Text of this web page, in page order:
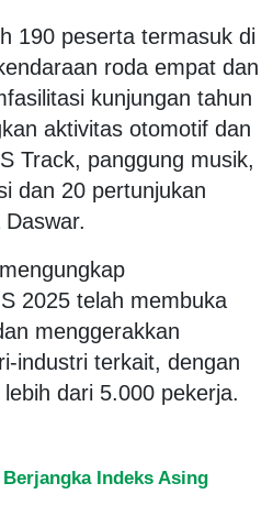
190 peserta termasuk di
roda empat dan
kunjungan tahun
aktivitas otomotif dan
Track, panggung musik,
dan 20 pertunjukan
2025 telah membuka
menggerakkan
industri terkait, dengan
dari 5.000 pekerja.
Indeks Asing